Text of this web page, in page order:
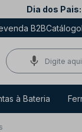
Dia dos Pais:
B2BCatálogo
à Bateria